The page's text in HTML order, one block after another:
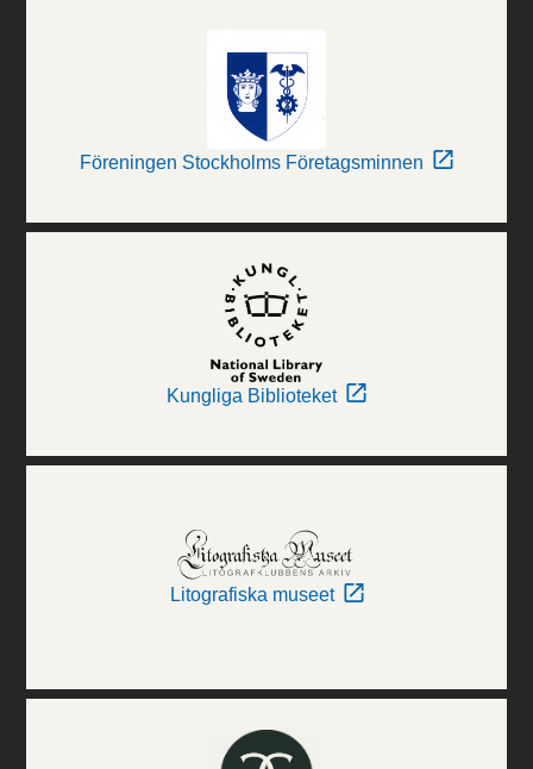
Föreningen Stockholms Företagsminnen
Kungliga Biblioteket
Litografiska museet